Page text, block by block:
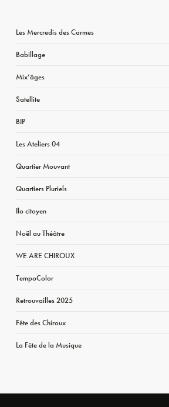
Les Mercredis des Carmes
Babillage
Mix’âges
Satellite
BIP
Les Ateliers 04
Quartier Mouvant
Quartiers Pluriels
Ilo citoyen
Noël au Théâtre
WE ARE CHIROUX
TempoColor
Retrouvailles 2025
Fête des Chiroux
La Fête de la Musique